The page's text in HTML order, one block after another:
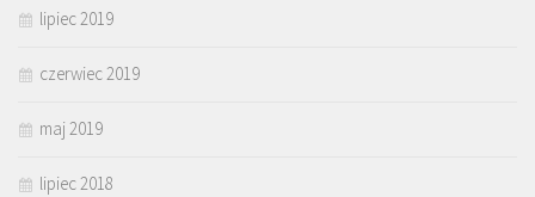
lipiec 2019
czerwiec 2019
maj 2019
lipiec 2018